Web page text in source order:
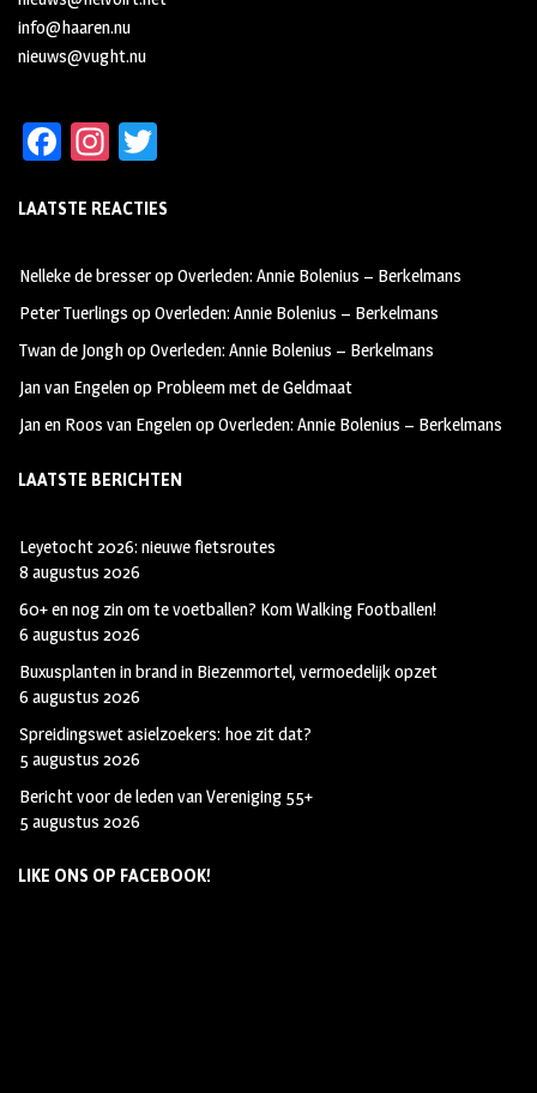
info@haaren.nu
nieuws@vught.nu
Fa
b
oo
k
In
ag
m
tt
LAATSTE REACTIES
Nelleke de bresseropOverleden: Annie Bolenius – Berkelmans
Peter Tuerlings opOverleden: Annie Bolenius – Berkelmans
Twan de JonghopOverleden: Annie Bolenius – Berkelmans
Jan van Engelenop Probleem met de Geldmaat
Jan en Roos van EngelenopOverleden: Annie Bolenius – Berkelmans
LAATSTE BERICHTEN
Leyetocht 2026: nieuwe fietsroutes
8 augustus 2026
60+ en nog zin om te voetballen? Kom Walking Footballen!
6 augustus 2026
Buxusplanten in brand in Biezenmortel, vermoedelijk opzet
6 augustus 2026
Spreidingswet asielzoekers: hoe zit dat?
5 augustus 2026
Bericht voor de leden van Vereniging 55+
5 augustus 2026
LIKE ONS OP FACEBOOK!